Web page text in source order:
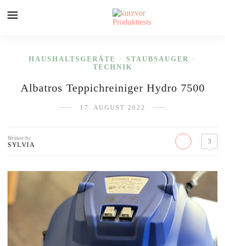
HAUSHALTSGERÄTE / STAUBSAUGER /
TECHNIK
Albatros Teppichreiniger Hydro 7500
17. AUGUST 2022
Written by
SYLVIA 3